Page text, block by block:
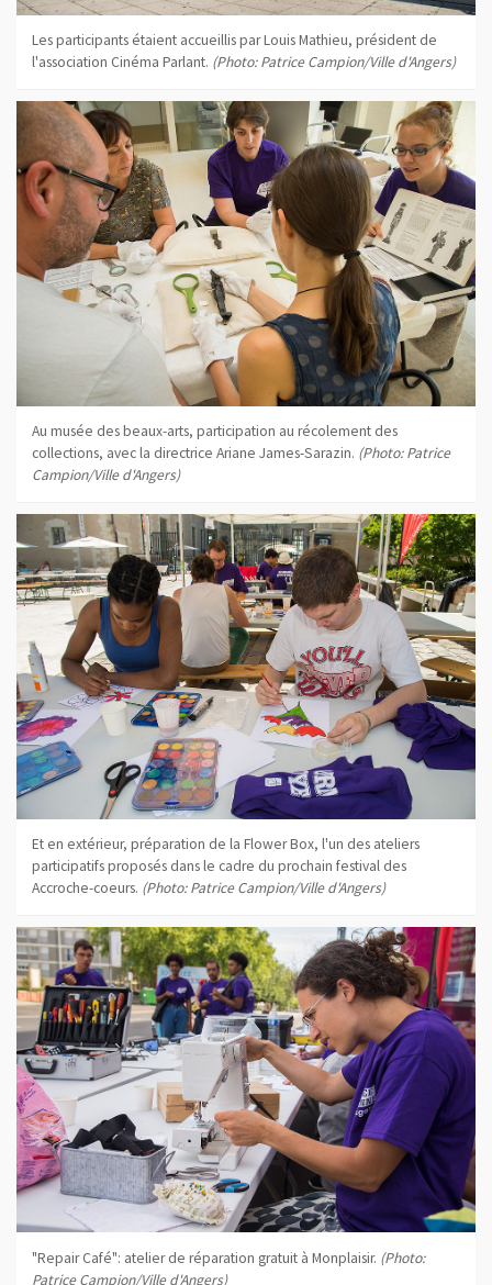
Les participants étaient accueillis par Louis Mathieu, président de
l'association Cinéma Parlant. (Photo: Patrice Campion/Ville d'Angers)
Au musée des beaux-arts, participation au récolement des
collections, avec la directrice Ariane James-Sarazin. (Photo: Patrice
Campion/Ville d'Angers)
Et en extérieur, préparation de la Flower Box, l'un des ateliers
participatifs proposés dans le cadre du prochain festival des
Accroche-coeurs. (Photo: Patrice Campion/Ville d'Angers)
"Repair Café": atelier de réparation gratuit à Monplaisir. (Photo:
Patrice Campion/Ville d'Angers)